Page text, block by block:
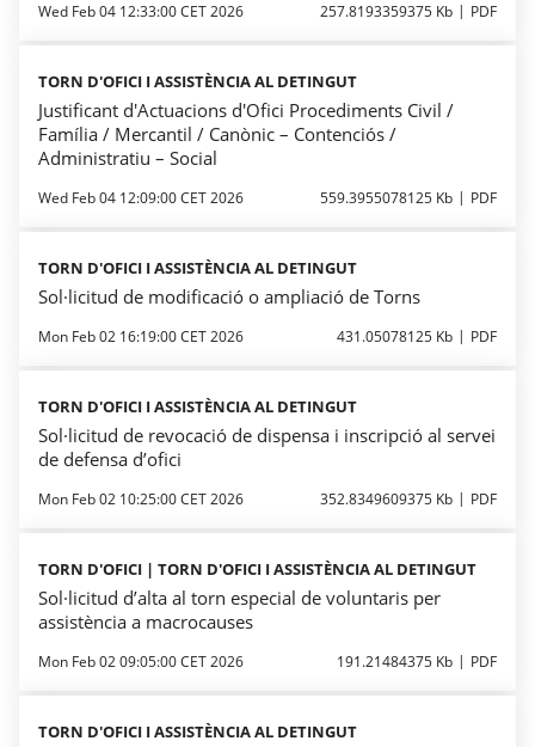
Wed Feb 04 12:33:00 CET 2026 257.8193359375 Kb PDF
TORN D'OFICI I ASSISTÈNCIA AL DETINGUT
Justificant d'Actuacions d'Ofici Procediments Civil /
Família / Mercantil / Canònic – Contenciós /
Administratiu – Social
Wed Feb 04 12:09:00 CET 2026 559.3955078125 Kb PDF
TORN D'OFICI I ASSISTÈNCIA AL DETINGUT
Sol·licitud de modificació o ampliació de Torns
Mon Feb 02 16:19:00 CET 2026 431.05078125 Kb PDF
TORN D'OFICI I ASSISTÈNCIA AL DETINGUT
Sol·licitud de revocació de dispensa i inscripció al servei
de defensa d’ofici
Mon Feb 02 10:25:00 CET 2026 352.8349609375 Kb PDF
TORN D'OFICI | TORN D'OFICI I ASSISTÈNCIA AL DETINGUT
Sol·licitud d’alta al torn especial de voluntaris per
assistència a macrocauses
Mon Feb 02 09:05:00 CET 2026 191.21484375 Kb PDF
TORN D'OFICI I ASSISTÈNCIA AL DETINGUT